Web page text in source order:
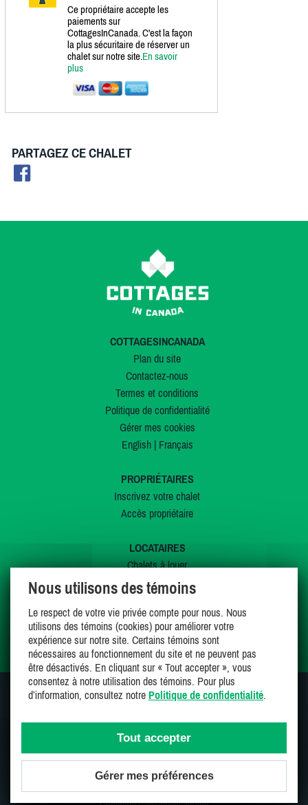
Ce propriétaire accepte les
paiements sur
CottagesInCanada. C'est la façon
la plus sécuritaire de réserver un
chalet sur notre site.En savoir
plus
PARTAGEZ CE CHALET
COTTAGESINCANADA
Plan du site
Contactez-nous
Termes et conditions
Politique de confidentialité
Gérer mes cookies
English| Français
PROPRIÉTAIRES
Inscrivez votre chalet
Accès propriétaire
LOCATAIRES
Chalets à louer
Chalets à vendre
Offres spéciales
Mes favoris
SUIVEZ-NOUS SUR
Une entreprise 100% canadienne et fière de l'être
Nous utilisons des témoins
Le respect de votre vie privée compte pour nous. Nous
utilisons des témoins (cookies) pour améliorer votre
expérience sur notre site. Certains témoins sont
nécessaires au fonctionnement du site et ne peuvent pas
être désactivés. En cliquant sur « Tout accepter », vous
consentez à notre utilisation des témoins. Pour plus
d’information, consultez notre Politique de confidentialité.
Tout accepter
Gérer mes préférences